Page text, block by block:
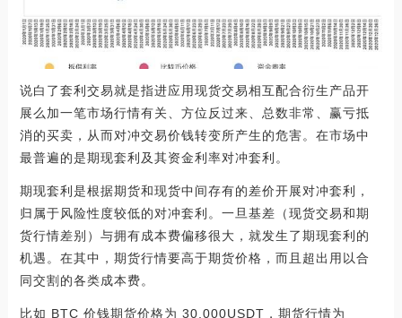
说白了套利交易就是指进应用现货交易相互配合衍生产品开
展么加一笔市场行情有关、方位反过来、总数非常、赢亏抵
消的买卖，从而对冲交易价钱转变所产生的危害。在市场中
最普遍的是期现套利及其资金利率对冲套利。
期现套利是根据期货和现货中间存有的差价开展对冲套利，
归属于风险性度较低的对冲套利。一旦基差（现货交易和期
货行情差别）与拥有成本费偏移很大，就发生了期现套利的
机遇。在其中，期货行情要高于期货价格，而且超出用以合
同交割的各类成本费。
比如 BTC 价钱期货价格为 30,000USDT，期货行情为